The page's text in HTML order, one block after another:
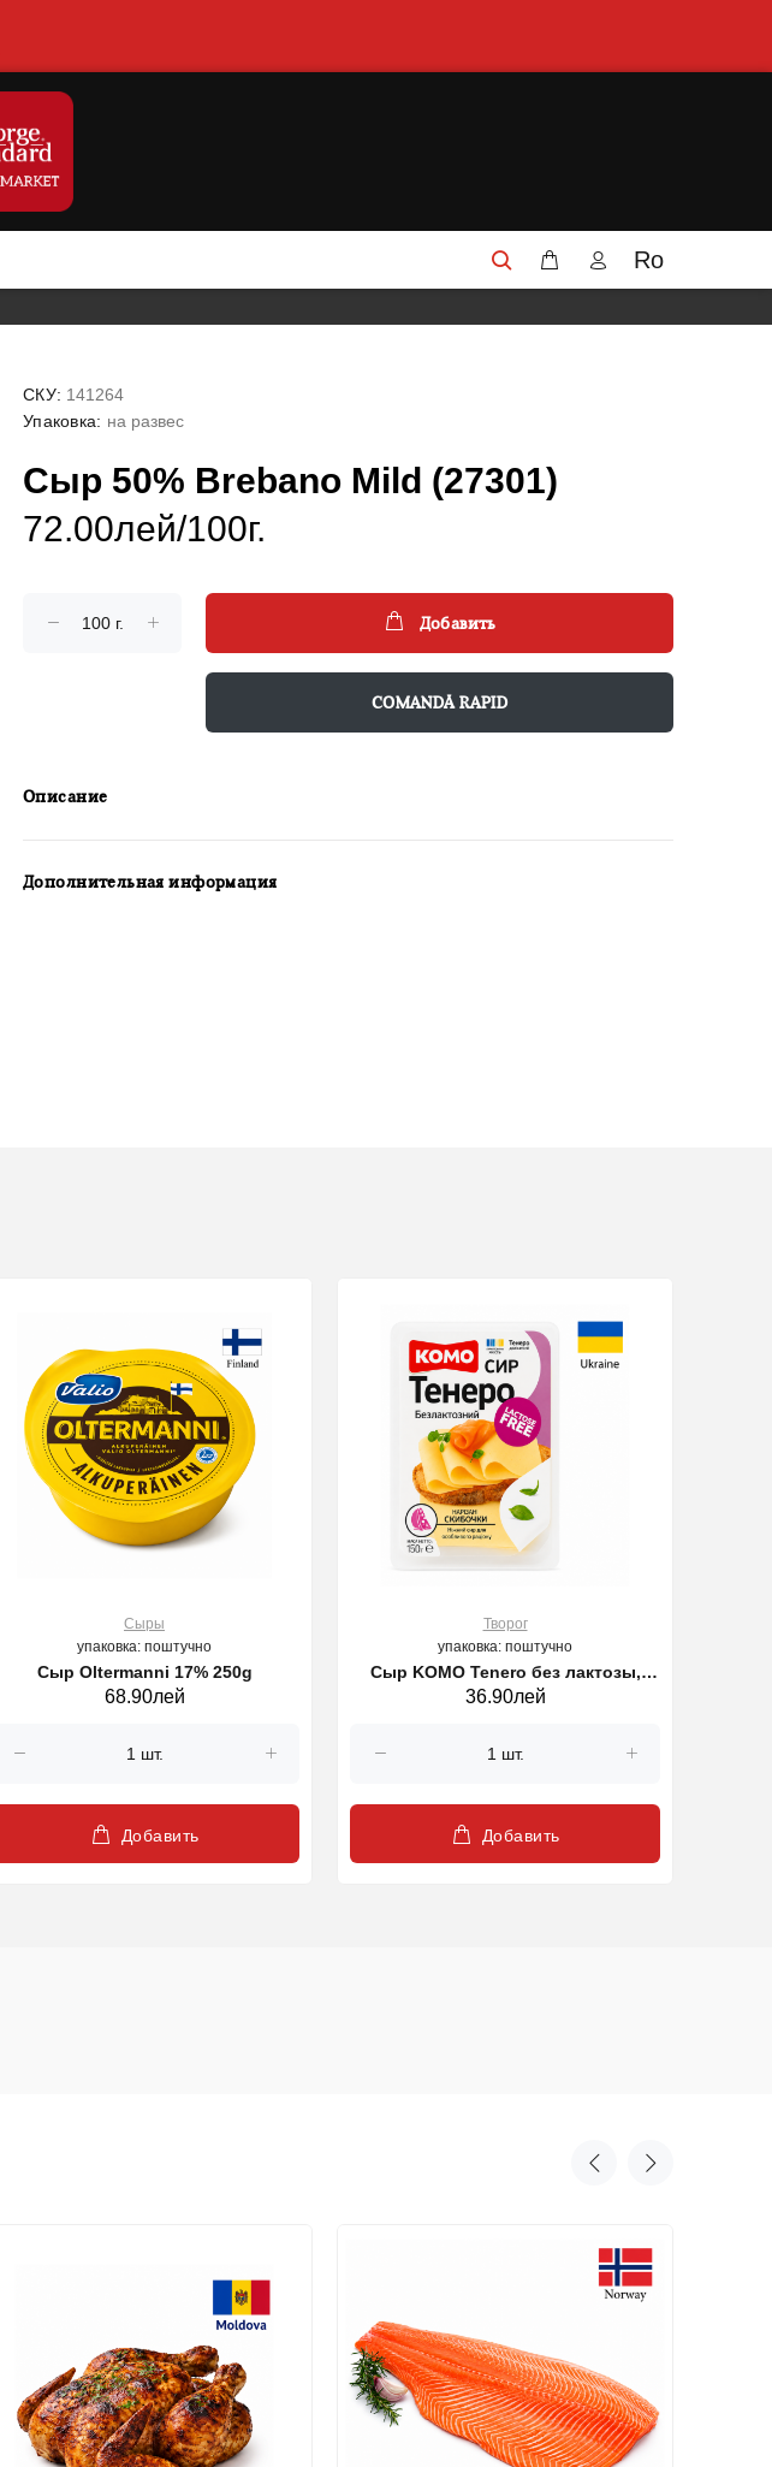
Ro
СКУ: 141264
Упаковка: на развес
Сыр 50% Brebano Mild (27301)
72.00лей/100г.
Добавить
COMANDĂ RAPID
Описание
Дополнительная информация
Сыры
упаковка: поштучно
Сыр Oltermanni 17% 250g
68.90лей
Добавить
Творог
упаковка: поштучно
Cыр KOMO Tenero без лактозы,
нарезка, 150 г
36.90лей
Добавить